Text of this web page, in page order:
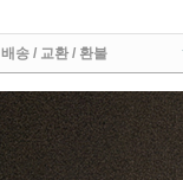
배송 / 교환 / 환불